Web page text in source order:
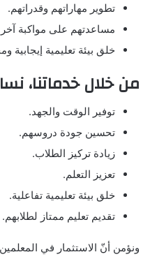
تطوير مهاراتهم وقدراتهم.
مساعدتهم على مواكبة
خلق بيئة تعليمية إيجابية
من خلال خدماتنا،
توفير الوقت والجهد.
تحسين جودة دروسهم.
زيادة تركيز الطلاب.
تعزيز التعلم.
خلق بيئة تعليمية تفاعلية.
تقديم تعليم ممتاز لطلابهم.
ونؤمن أنّ الاستثمار في